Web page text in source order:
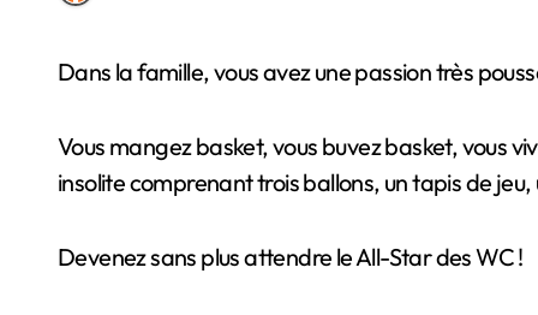
Dans la famille, vous avez une passion très
Vous mangez basket, vous buvez basket, vous
insolite comprenant trois ballons, un tapis de
Devenez sans plus attendre le All-Star des WC !